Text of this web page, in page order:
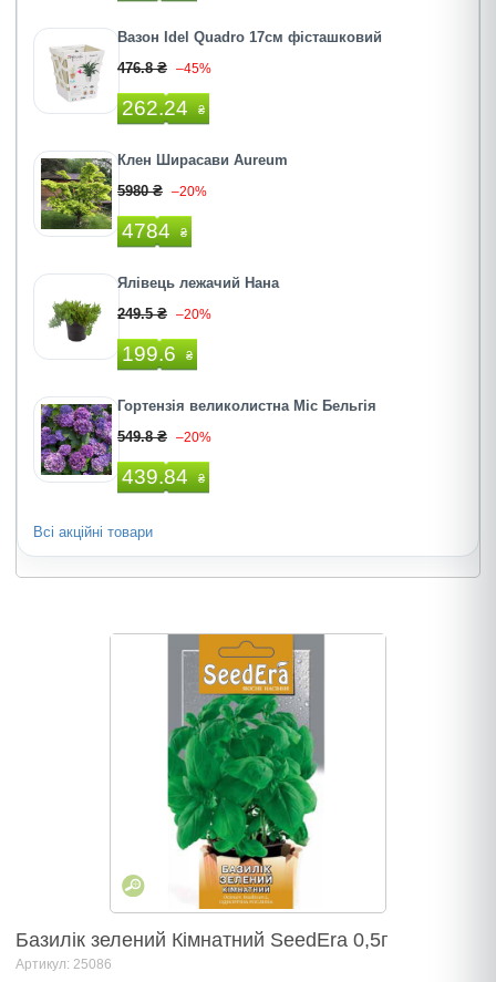
Вазон Idel Quadro 17см фісташковий
476.8 ₴ –45%
262.24 ₴
Клен Ширасави Aureum
5980 ₴ –20%
4784 ₴
Ялівець лежачий Нана
249.5 ₴ –20%
199.6 ₴
Гортензія великолистна Міс Бельгія
549.8 ₴ –20%
439.84 ₴
Всі акційні товари
Базилік зелений Кімнатний SeedEra 0,5г
Артикул: 25086